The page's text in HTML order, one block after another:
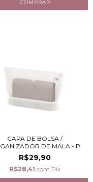
CAPA DE BOLSA /
DE MALA - P
R$29,90
R$28,41 com Pix